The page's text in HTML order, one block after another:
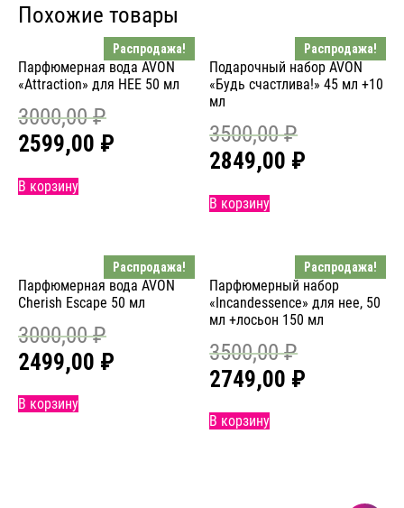
Похожие товары
Распродажа!
Парфюмерная вода AVON
«Attraction» для НЕЕ 50 мл
3000,00₽
2599,00 ₽
В корзину
Распродажа!
Подарочный набор AVON
«Будь счастлива!» 45 мл +10
мл
3500,00₽
2849,00 ₽
В корзину
Распродажа!
Парфюмерная вода AVON
Cherish Escape 50 мл
3000,00₽
2499,00 ₽
В корзину
Распродажа!
Парфюмерный набор
«Incandessence» для нее, 50
мл +лосьон 150 мл
3500,00₽
2749,00 ₽
В корзину